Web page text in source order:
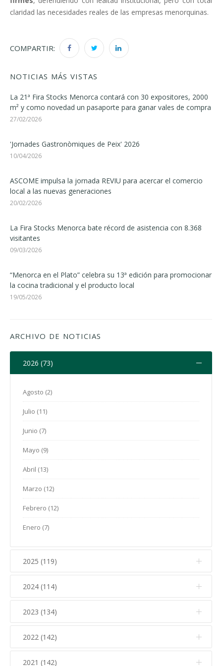
claridad las necesidades reales de las empresas menorquinas.
COMPARTIR:
NOTICIAS MÁS VISTAS
La 21ª Fira Stocks Menorca contará con 30 expositores, 2000
m² y como novedad un pasaporte para ganar vales de compra
27/02/2026
'Jornades Gastronòmiques de Peix' 2026
10/04/2026
ASCOME impulsa la jornada REVIU para acercar el comercio
local a las nuevas generaciones
20/02/2026
La Fira Stocks Menorca bate récord de asistencia con 8.368
visitantes
09/03/2026
“Menorca en el Plato” celebra su 13ª edición para promocionar
la cocina tradicional y el producto local
19/05/2026
ARCHIVO DE NOTICIAS
2026 (73)
Agosto (2)
Julio (11)
Junio (7)
Mayo (9)
Abril (13)
Marzo (12)
Febrero (12)
Enero (7)
2025 (119)
Diciembre (12)
Noviembre (17)
Octubre (15)
Septiembre (5)
2024 (114)
Diciembre (10)
Noviembre (14)
Octubre (16)
2023 (134)
Diciembre (11)
Noviembre (12)
2022 (142)
2021 (142)